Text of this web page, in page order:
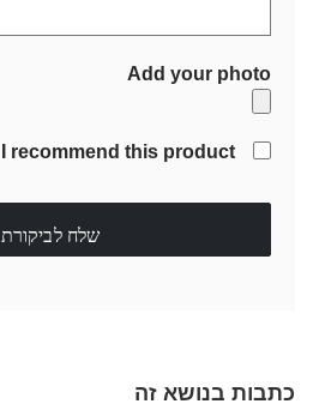
Add your photo
I recommend this product
שלח לביקורת
כתבות בנושא זה